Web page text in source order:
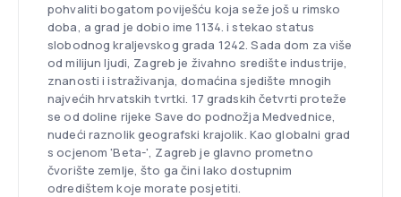
pohvaliti bogatom poviješću koja seže još u rimsko
doba, a grad je dobio ime 1134. i stekao status
slobodnog kraljevskog grada 1242. Sada dom za više
od milijun ljudi, Zagreb je živahno središte industrije,
znanosti i istraživanja, domaćina sjedište mnogih
najvećih hrvatskih tvrtki. 17 gradskih četvrti proteže
se od doline rijeke Save do podnožja Medvednice,
nudeći raznolik geografski krajolik. Kao globalni grad
s ocjenom 'Beta-', Zagreb je glavno prometno
čvorište zemlje, što ga čini lako dostupnim
odredištem koje morate posjetiti.